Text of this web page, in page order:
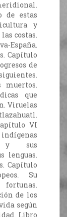
de estas
y
costas.
España.
Capítulo
de
que
Viruelas
VI
y sus
lenguas.
Capítulo
Su
de los
según
Libro